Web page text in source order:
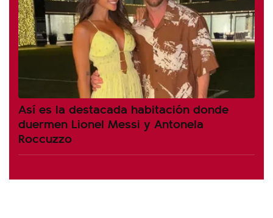
Así es la destacada habitación donde
duermen Lionel Messi y Antonela
Roccuzzo